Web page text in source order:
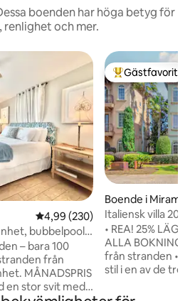
boenden har höga betyg för
renlighet och mer.
4,99 av 5 i genomsnittligt
4,99 (230)
bubbelpool,
– bara 100
från
MÅNADSPRIS
en stor svit med
Populär
Gästfavorit
Boende i Miramar
Italiensk villa 200
Gratis kryssning!
• REA! 25%
ALLA
från stranden • 3
stil i en av de
Gratis